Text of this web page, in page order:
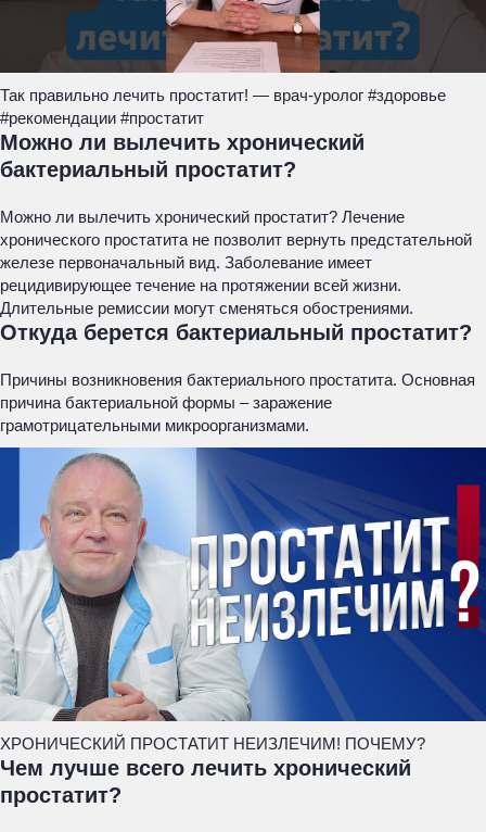
Так правильно лечить простатит! — врач-уролог #здоровье
#рекомендации #простатит
Можно ли вылечить хронический
бактериальный простатит?
Можно ли вылечить хронический простатит? Лечение
хронического простатита не позволит вернуть предстательной
железе первоначальный вид. Заболевание имеет
рецидивирующее течение на протяжении всей жизни.
Длительные ремиссии могут сменяться обострениями.
Откуда берется бактериальный простатит?
Причины возникновения бактериального простатита. Основная
причина бактериальной формы – заражение
грамотрицательными микроорганизмами.
ХРОНИЧЕСКИЙ ПРОСТАТИТ НЕИЗЛЕЧИМ! ПОЧЕМУ?
Чем лучше всего лечить хронический
простатит?